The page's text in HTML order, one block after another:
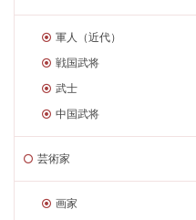
軍人（近代）
戦国武将
武士
中国武将
芸術家
画家